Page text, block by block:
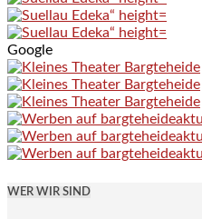
Google
WER WIR SIND